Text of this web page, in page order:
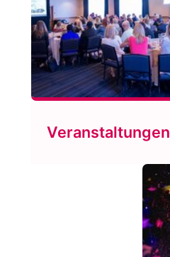
Veranstaltungen